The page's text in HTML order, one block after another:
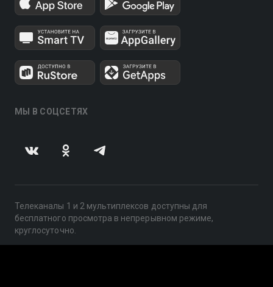
МЫ В СОЦСЕТЯХ
Телеканалы 1 и 2 мультиплексов доступны для
бесплатного просмотра в непрерывном режиме,
круглосуточно.